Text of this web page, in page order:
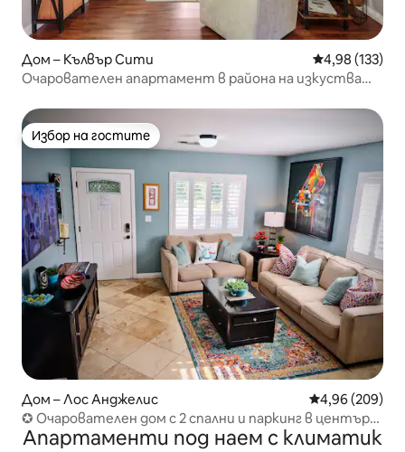
Дом – Кълвър Сити Средна
4,98 (133)
Очарователен апартамент в района на изкуствата
Избор на гостите
Избор на гостите
Дом – Лос Анджелис Средна
4,96 (209)
✪ Очарователен дом с 2 спални и паркинг в центъра
на Лос Анджелис
Апартаменти под наем с климатик